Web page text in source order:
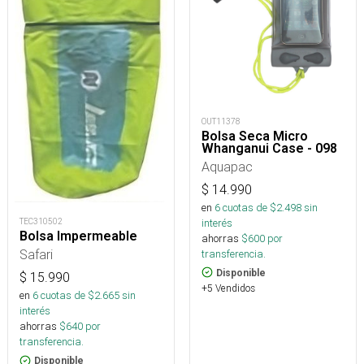
TEC310502
Bolsa Impermeable
Safari
$ 15.990
en 6cuotas de $2.665sin
interés
ahorras $640 por
transferencia.
Disponible
OUT11378
Bolsa Seca Micro
Whanganui Case - 098
Aquapac
$ 14.990
en 6cuotas de $2.498sin
interés
ahorras $600 por
transferencia.
Disponible
+5 Vendidos